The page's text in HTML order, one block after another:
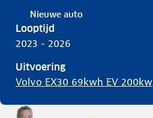
Nieuwe auto
Looptijd
2023 - 2026
Uitvoering
Volvo EX30 69kwh EV 200kw